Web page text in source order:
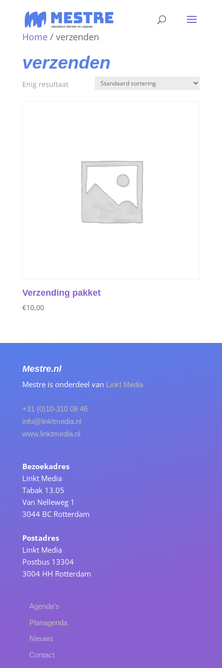
Home/ verzenden
verzenden
Enig resultaat
Verzending pakket
€10,00
Mestre.nl
Mestre is onderdeel van Linkt Media
+31 (0)10-310 08 46
info@linktmedia.nl
www.linktmedia.nl
Bezoekadres
Linkt Media
Tabak 13.05
Van Nelleweg 1
3044 BC Rotterdam
Postadres
Linkt Media
Postbus 13304
3004 HH Rotterdam
Agenda’s
Planagenda
Nieuws
Contact